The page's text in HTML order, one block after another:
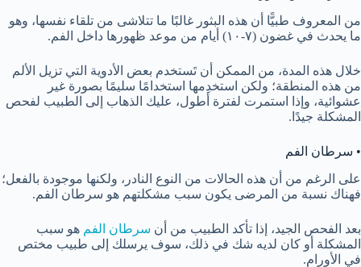
من المعروف طبيًّا أن هذه البثور غالبًا ما تتلاشى من تلقاء نفسها، وهو
ما يحدث في غضون (٧-١٠) أيام من موعد ظهورها داخل الفم.
خلال هذه المدة، من الممكن أن تَستخدم بعض الأدوية التي تزيل الألم
من هذه المنطقة؛ ولكن استخدِمها استخدامًا سليمًا بصورة غير
عشوائية، وإذا استمرت لفترة أطول، عليك الذهاب إلى الطبيب لفحص
المشكلة جيدًا.
• سرطان الفم
على الرغم من أن هذه الحالات من النوع النادر، ولكنها موجودة بالفعل؛
فهناك نسبة من المرضى يكون سبب مشكلتهم هو سرطان الفم.
بعد الفحص الجيد، إذا تأكد الطبيب من أن سرطان الفم هو سبب
المشكلة أو كان لديه شك في ذلك، سوف يرسلك إلى طبيب مختص
في الأورام.